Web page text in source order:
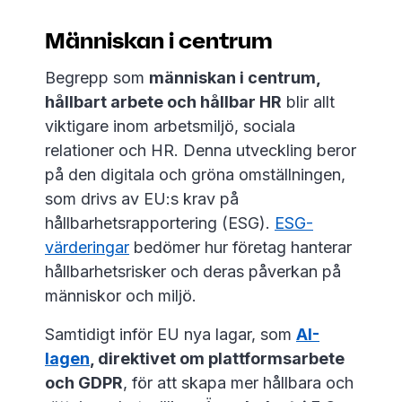
Människan i centrum
Begrepp som människan i centrum,
hållbart arbete och hållbar HR blir allt
viktigare inom arbetsmiljö, sociala
relationer och HR. Denna utveckling beror
på den digitala och gröna omställningen,
som drivs av EU:s krav på
hållbarhetsrapportering (ESG). ESG-
värderingar bedömer hur företag hanterar
hållbarhetsrisker och deras påverkan på
människor och miljö.
Samtidigt inför EU nya lagar, som AI-
lagen , direktivet om plattformsarbete
och GDPR, för att skapa mer hållbara och